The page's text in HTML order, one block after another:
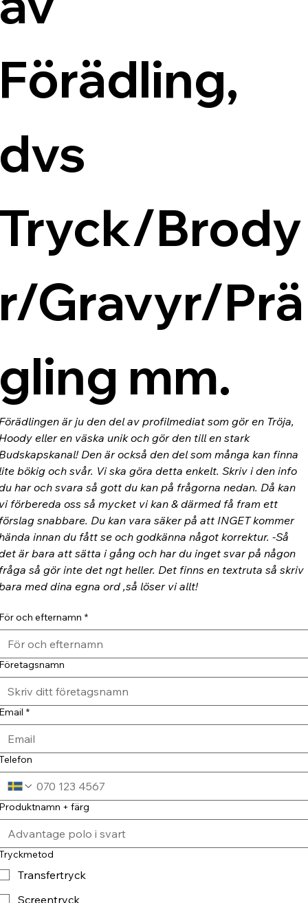
Brody
Gravyr/Prä
mm.
är ju den del av profilmediat som gör en Tröja,
eller en väska unik och gör den till en stark
Den är också den del som många kan finna
bökig och svår. Vi ska göra detta enkelt. Skriv i den info
har och svara så gott du kan på frågorna nedan. Då kan
förbereda oss så mycket vi kan & därmed få fram ett
snabbare. Du kan vara säker på att INGET kommer
innan du fått se och godkänna något korrektur. -Så
är bara att sätta i gång och har du inget svar på någon
så gör inte det ngt heller. Det finns en textruta så skriv
med dina egna ord ,så löser vi allt!
och efternamn *
*
+ färg
Transfertryck
Screentryck